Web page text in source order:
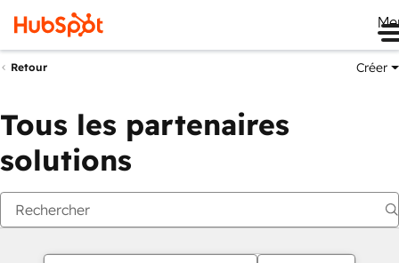
Retour Créer
Tous les partenaires
solutions